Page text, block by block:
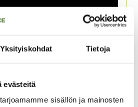
Yksityiskohdat Tietoja
evästeitä
sisällön ja mainosten